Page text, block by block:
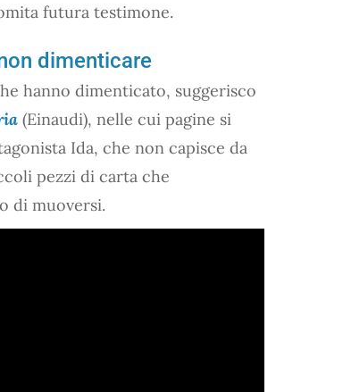
futura testimone.
dimenticare
hanno dimenticato, suggerisco
(Einaudi), nelle cui pagine si
Ida, che non capisce da
pezzi di carta che
di muoversi.